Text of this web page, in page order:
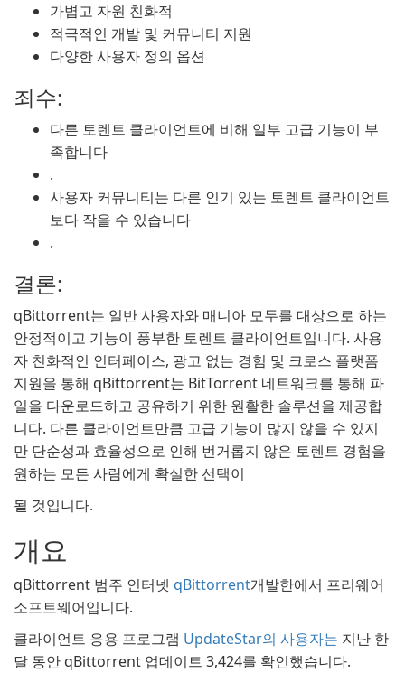
가볍고 자원 친화적
적극적인 개발 및 커뮤니티 지원
다양한 사용자 정의 옵션
죄수:
다른 토렌트 클라이언트에 비해 일부 고급 기능이 부
족합니다
.
사용자 커뮤니티는 다른 인기 있는 토렌트 클라이언트
보다 작을 수 있습니다
.
결론:
qBittorrent는 일반 사용자와 매니아 모두를 대상으로 하는
안정적이고 기능이 풍부한 토렌트 클라이언트입니다. 사용
자 친화적인 인터페이스, 광고 없는 경험 및 크로스 플랫폼
지원을 통해 qBittorrent는 BitTorrent 네트워크를 통해 파
일을 다운로드하고 공유하기 위한 원활한 솔루션을 제공합
니다. 다른 클라이언트만큼 고급 기능이 많지 않을 수 있지
만 단순성과 효율성으로 인해 번거롭지 않은 토렌트 경험을
원하는 모든 사람에게 확실한 선택이
될 것입니다.
개요
qBittorrent 범주 인터넷 qBittorrent개발한에서 프리웨어
소프트웨어입니다.
클라이언트 응용 프로그램 UpdateStar의 사용자는 지난 한
달 동안 qBittorrent 업데이트 3,424를 확인했습니다.